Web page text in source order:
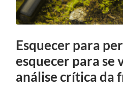
Esquecer para
esquecer para se
análise crítica da